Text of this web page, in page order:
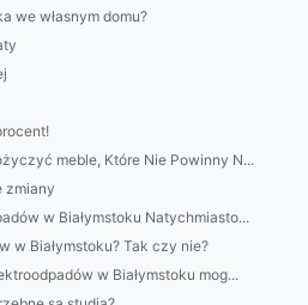
we własnym domu?
meble, Które Nie Powinny N...
zmiany
w Białymstoku Natychmiasto...
w Białymstoku? Tak czy nie?
w Białymstoku mog...